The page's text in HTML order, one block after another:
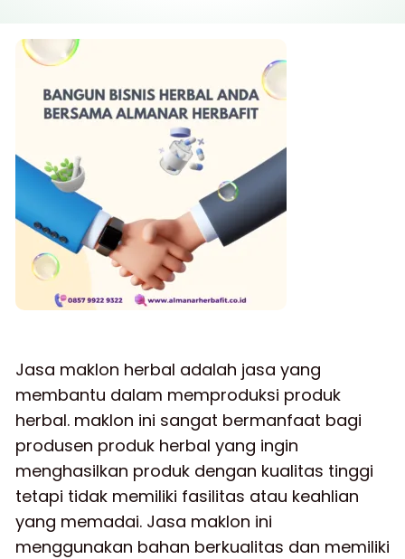
Jasa maklon herbal adalah jasa yang
membantu dalam memproduksi produk
herbal. maklon ini sangat bermanfaat bagi
produsen produk herbal yang ingin
menghasilkan produk dengan kualitas tinggi
tetapi tidak memiliki fasilitas atau keahlian
yang memadai. Jasa maklon ini
menggunakan bahan berkualitas dan memiliki